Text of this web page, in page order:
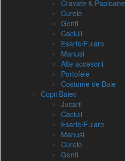
Cravate & Papioane
Curele
Genti
Caciuli
Esarfe/Fulare
Manusi
Alte accesorii
Portofele
Costume de Baie
Copii Baieti
Jucarii
Caciuli
Esarfe/Fulare
Manusi
Curele
Genti